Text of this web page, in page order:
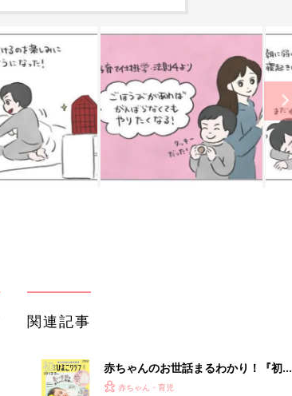
関連記事
赤ちゃんのお世話まるわかり！『初め
てのひよこクラブ 夏号』〈巻頭大特
赤ちゃん・育児